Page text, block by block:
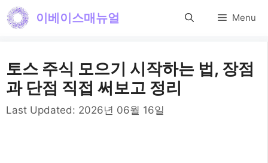
컨
로
건
너
이베이스매뉴얼 Menu
토스 주식 모으기 시작하는 법, 장점
과 단점 직접 써보고 정리
Last Updated: 2026년 06월 16일